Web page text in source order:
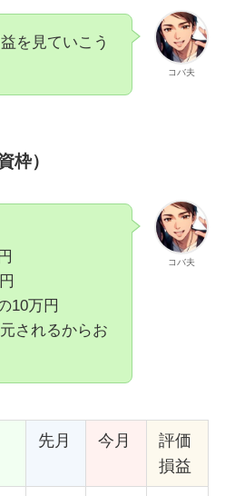
コバ夫
を見ていこう
枠）
コバ夫
10万円
されるからお
先月 今月
評価
損益